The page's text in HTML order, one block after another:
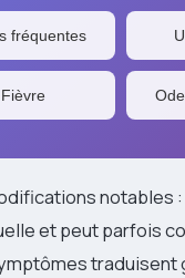
fréquentes
Fièvre
notables
et peut parfois